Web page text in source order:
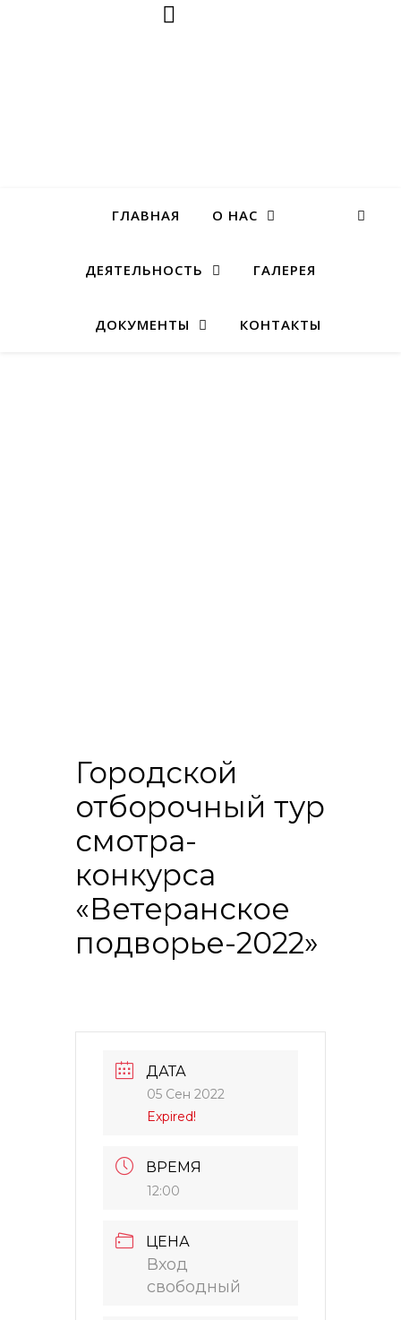
ГЛАВНАЯ О НАС
ДЕЯТЕЛЬНОСТЬ ГАЛЕРЕЯ
ДОКУМЕНТЫ КОНТАКТЫ
Городской
отборочный тур
смотра-
конкурса
«Ветеранское
подворье-2022»
ДАТА
05 Сен 2022
Expired!
ВРЕМЯ
12:00
ЦЕНА
Вход
свободный